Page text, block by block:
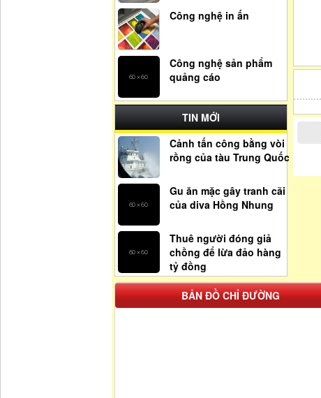
Công nghệ in ấn
Công nghệ sản phẩm
quảng cáo
TIN MỚI
Cảnh tấn công bằng vòi
rồng của tàu Trung Quốc
Gu ăn mặc gây tranh cãi
của diva Hồng Nhung
Thuê người đóng giả
chồng để lừa đảo hàng
tỷ đồng
BẢN ĐỒ CHỈ ĐƯỜNG